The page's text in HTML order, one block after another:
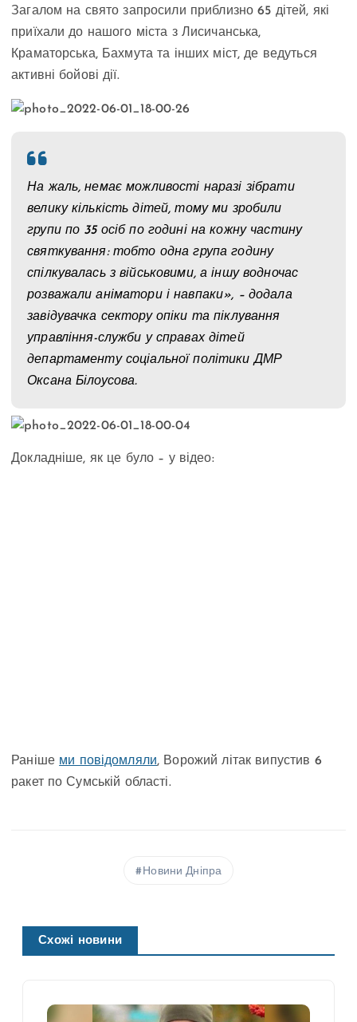
Загалом на свято запросили приблизно 65 дітей, які
приїхали до нашого міста з Лисичанська,
Краматорська, Бахмута та інших міст, де ведуться
активні бойові дії.
На жаль, немає можливості наразі зібрати
велику кількість дітей, тому ми зробили
групи по 35 осіб по годині на кожну частину
святкування: тобто одна група годину
спілкувалась з військовими, а іншу водночас
розважали аніматори і навпаки», – додала
завідувачка сектору опіки та піклування
управління-служби у справах дітей
департаменту соціальної політики ДМР
Оксана Білоусова.
Докладніше, як це було – у відео:
Раніше ми повідомляли, Ворожий літак випустив 6
ракет по Сумській області.
Новини Дніпра
Схожі новини